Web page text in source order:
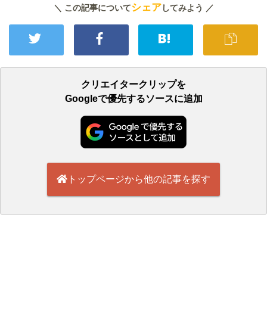
＼ この記事についてシェアしてみよう ／
クリエイタークリップを
Googleで優先するソースに追加
トップページから他の記事を探す